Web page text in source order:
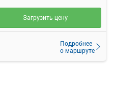
Подробнее
о маршруте
Загрузить цену